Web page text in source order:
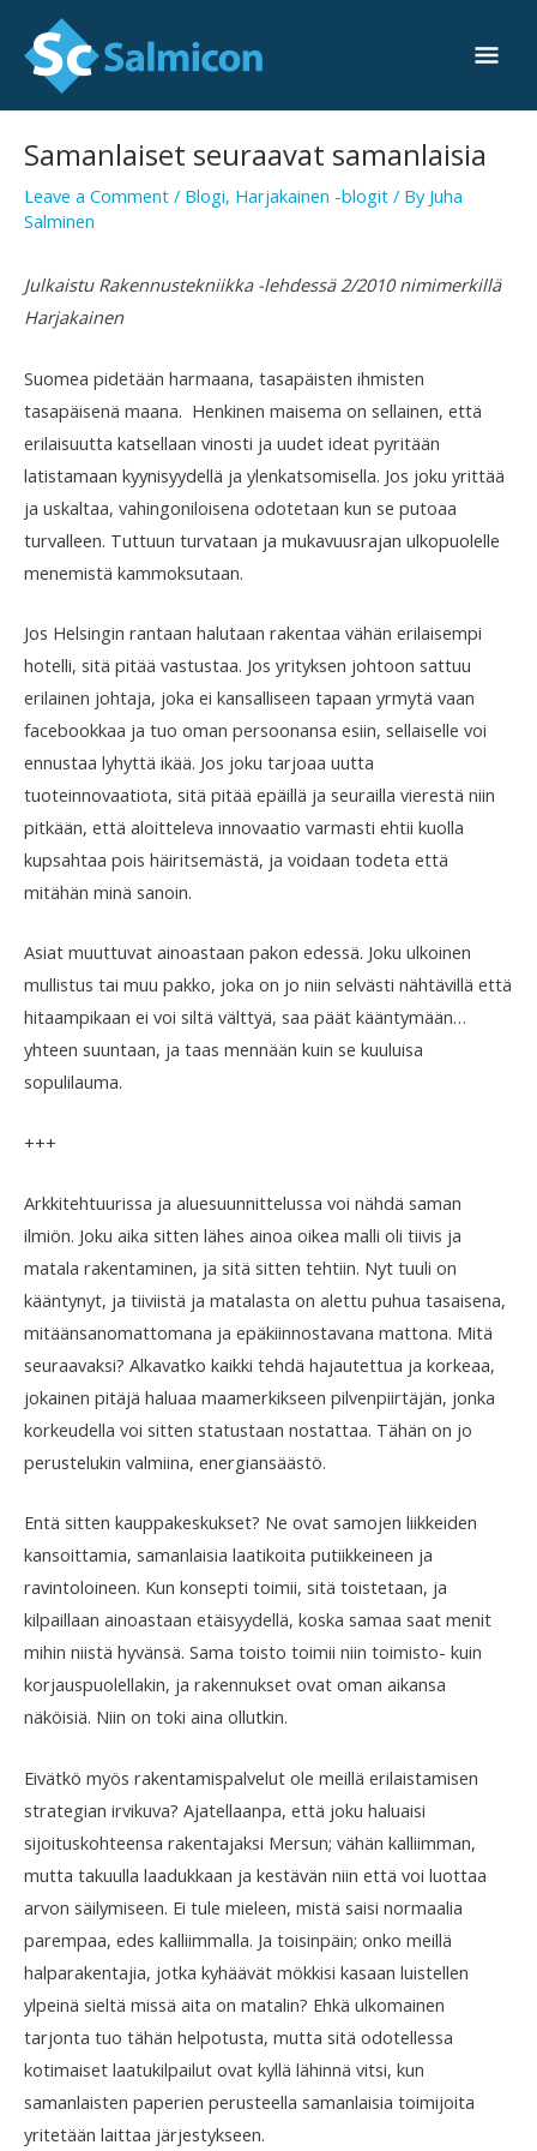
content
Samanlaiset seuraavat samanlaisia
Leave a Comment / Blogi, Harjakainen -blogit / By Juha
Salminen
Julkaistu Rakennustekniikka -lehdessä 2/2010 nimimerkillä
Harjakainen
Suomea pidetään harmaana, tasapäisten ihmisten
tasapäisenä maana. Henkinen maisema on sellainen, että
erilaisuutta katsellaan vinosti ja uudet ideat pyritään
latistamaan kyynisyydellä ja ylenkatsomisella. Jos joku yrittää
ja uskaltaa, vahingoniloisena odotetaan kun se putoaa
turvalleen. Tuttuun turvataan ja mukavuusrajan ulkopuolelle
menemistä kammoksutaan.
Jos Helsingin rantaan halutaan rakentaa vähän erilaisempi
hotelli, sitä pitää vastustaa. Jos yrityksen johtoon sattuu
erilainen johtaja, joka ei kansalliseen tapaan yrmytä vaan
facebookkaa ja tuo oman persoonansa esiin, sellaiselle voi
ennustaa lyhyttä ikää. Jos joku tarjoaa uutta
tuoteinnovaatiota, sitä pitää epäillä ja seurailla vierestä niin
pitkään, että aloitteleva innovaatio varmasti ehtii kuolla
kupsahtaa pois häiritsemästä, ja voidaan todeta että
mitähän minä sanoin.
Asiat muuttuvat ainoastaan pakon edessä. Joku ulkoinen
mullistus tai muu pakko, joka on jo niin selvästi nähtävillä että
hitaampikaan ei voi siltä välttyä, saa päät kääntymään…
yhteen suuntaan, ja taas mennään kuin se kuuluisa
sopulilauma.
+++
Arkkitehtuurissa ja aluesuunnittelussa voi nähdä saman
ilmiön. Joku aika sitten lähes ainoa oikea malli oli tiivis ja
matala rakentaminen, ja sitä sitten tehtiin. Nyt tuuli on
kääntynyt, ja tiiviistä ja matalasta on alettu puhua tasaisena,
mitäänsanomattomana ja epäkiinnostavana mattona. Mitä
seuraavaksi? Alkavatko kaikki tehdä hajautettua ja korkeaa,
jokainen pitäjä haluaa maamerkikseen pilvenpiirtäjän, jonka
korkeudella voi sitten statustaan nostattaa. Tähän on jo
perustelukin valmiina, energiansäästö.
Entä sitten kauppakeskukset? Ne ovat samojen liikkeiden
kansoittamia, samanlaisia laatikoita putiikkeineen ja
ravintoloineen. Kun konsepti toimii, sitä toistetaan, ja
kilpaillaan ainoastaan etäisyydellä, koska samaa saat menit
mihin niistä hyvänsä. Sama toisto toimii niin toimisto- kuin
korjauspuolellakin, ja rakennukset ovat oman aikansa
näköisiä. Niin on toki aina ollutkin.
Eivätkö myös rakentamispalvelut ole meillä erilaistamisen
strategian irvikuva? Ajatellaanpa, että joku haluaisi
sijoituskohteensa rakentajaksi Mersun; vähän kalliimman,
mutta takuulla laadukkaan ja kestävän niin että voi luottaa
arvon säilymiseen. Ei tule mieleen, mistä saisi normaalia
parempaa, edes kalliimmalla. Ja toisinpäin; onko meillä
halparakentajia, jotka kyhäävät mökkisi kasaan luistellen
ylpeinä sieltä missä aita on matalin? Ehkä ulkomainen
tarjonta tuo tähän helpotusta, mutta sitä odotellessa
kotimaiset laatukilpailut ovat kyllä lähinnä vitsi, kun
samanlaisten paperien perusteella samanlaisia toimijoita
yritetään laittaa järjestykseen.
navigation